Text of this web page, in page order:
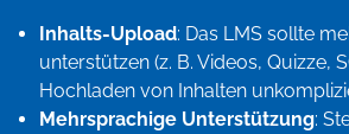
Inhalts-Upload: Das LMS sollte
unterstützen (z. B. Videos, Quizze,
Hochladen von Inhalten
Mehrsprachige Unterstützung: